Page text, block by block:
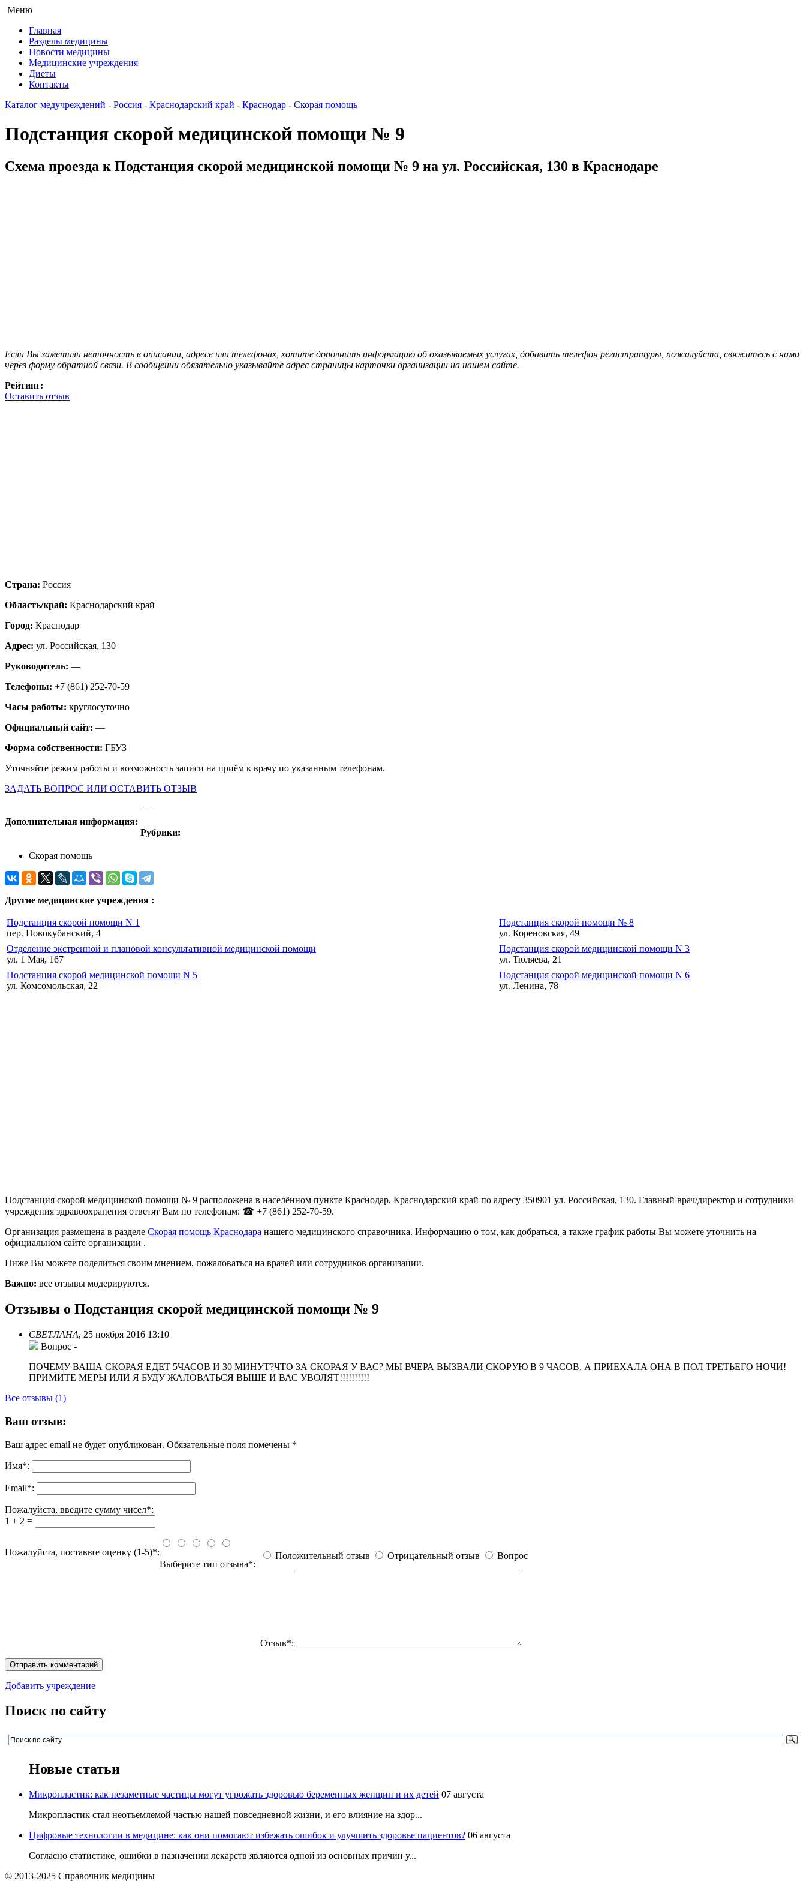
Меню
Главная
Разделы медицины
Новости медицины
Медицинские учреждения
Диеты
Контакты
Каталог медучреждений - Россия - Краснодарский край - Краснодар - Скорая помощь
Подстанция скорой медицинской помощи № 9
Схема проезда к Подстанция скорой медицинской помощи № 9 на ул. Российская, 130 в Краснодаре
Если Вы заметили неточность в описании, адресе или телефонах, хотите дополнить информацию об оказываемых услугах, добавить телефон регистратуры, пожалуйста, свяжитесь с нами
через форму обратной связи. В сообщении обязательно указывайте адрес страницы карточки организации на нашем сайте.
Рейтинг:
Оставить отзыв
Страна: Россия
Область/край: Краснодарский край
Город: Краснодар
Адрес: ул. Российская, 130
Руководитель: —
Телефоны: +7 (861) 252-70-59
Часы работы: круглосуточно
Официальный сайт: —
Форма собственности: ГБУЗ
Уточняйте режим работы и возможность записи на приём к врачу по указанным телефонам.
ЗАДАТЬ ВОПРОС ИЛИ ОСТАВИТЬ ОТЗЫВ
Дополнительная информация:
—
Рубрики:
Скорая помощь
Другие медицинские учреждения :
Подстанция скорой помощи N 1
пер. Новокубанский, 4
Подстанция скорой помощи № 8
ул. Кореновская, 49
Отделение экстренной и плановой консультативной медицинской помощи
ул. 1 Мая, 167
Подстанция скорой медицинской помощи N 3
ул. Тюляева, 21
Подстанция скорой медицинской помощи N 5
ул. Комсомольская, 22
Подстанция скорой медицинской помощи N 6
ул. Ленина, 78
Подстанция скорой медицинской помощи № 9 расположена в населённом пункте Краснодар, Краснодарский край по адресу 350901 ул. Российская, 130. Главный врач/директор и сотрудники
учреждения здравоохранения ответят Вам по телефонам: ☎ +7 (861) 252-70-59.
Организация размещена в разделе Скорая помощь Краснодара нашего медицинского справочника. Информацию о том, как добраться, а также график работы Вы можете уточнить на
официальном сайте организации .
Ниже Вы можете поделиться своим мнением, пожаловаться на врачей или сотрудников организации.
Важно: все отзывы модерируются.
Отзывы о Подстанция скорой медицинской помощи № 9
СВЕТЛАНА, 25 ноября 2016 13:10
Вопрос -
ПОЧЕМУ ВАША СКОРАЯ ЕДЕТ 5ЧАСОВ И 30 МИНУТ?ЧТО ЗА СКОРАЯ У ВАС? МЫ ВЧЕРА ВЫЗВАЛИ СКОРУЮ В 9 ЧАСОВ, А ПРИЕХАЛА ОНА В ПОЛ ТРЕТЬЕГО НОЧИ!
ПРИМИТЕ МЕРЫ ИЛИ Я БУДУ ЖАЛОВАТЬСЯ ВЫШЕ И ВАС УВОЛЯТ!!!!!!!!!!
Все отзывы (1)
Ваш отзыв:
Ваш адрес email не будет опубликован. Обязательные поля помечены *
Имя*:
Email*:
Пожалуйста, введите сумму чисел*:
1 + 2 =
Пожалуйста, поставьте оценку (1-5)*:
Выберите тип отзыва*:
Положительный отзыв Отрицательный отзыв Вопрос
Отзыв*:
Добавить учреждение
Поиск по сайту
Новые статьи
Микропластик: как незаметные частицы могут угрожать здоровью беременных женщин и их детей 07 августа
Микропластик стал неотъемлемой частью нашей повседневной жизни, и его влияние на здор...
Цифровые технологии в медицине: как они помогают избежать ошибок и улучшить здоровье пациентов? 06 августа
Согласно статистике, ошибки в назначении лекарств являются одной из основных причин у...
© 2013-2025 Справочник медицины